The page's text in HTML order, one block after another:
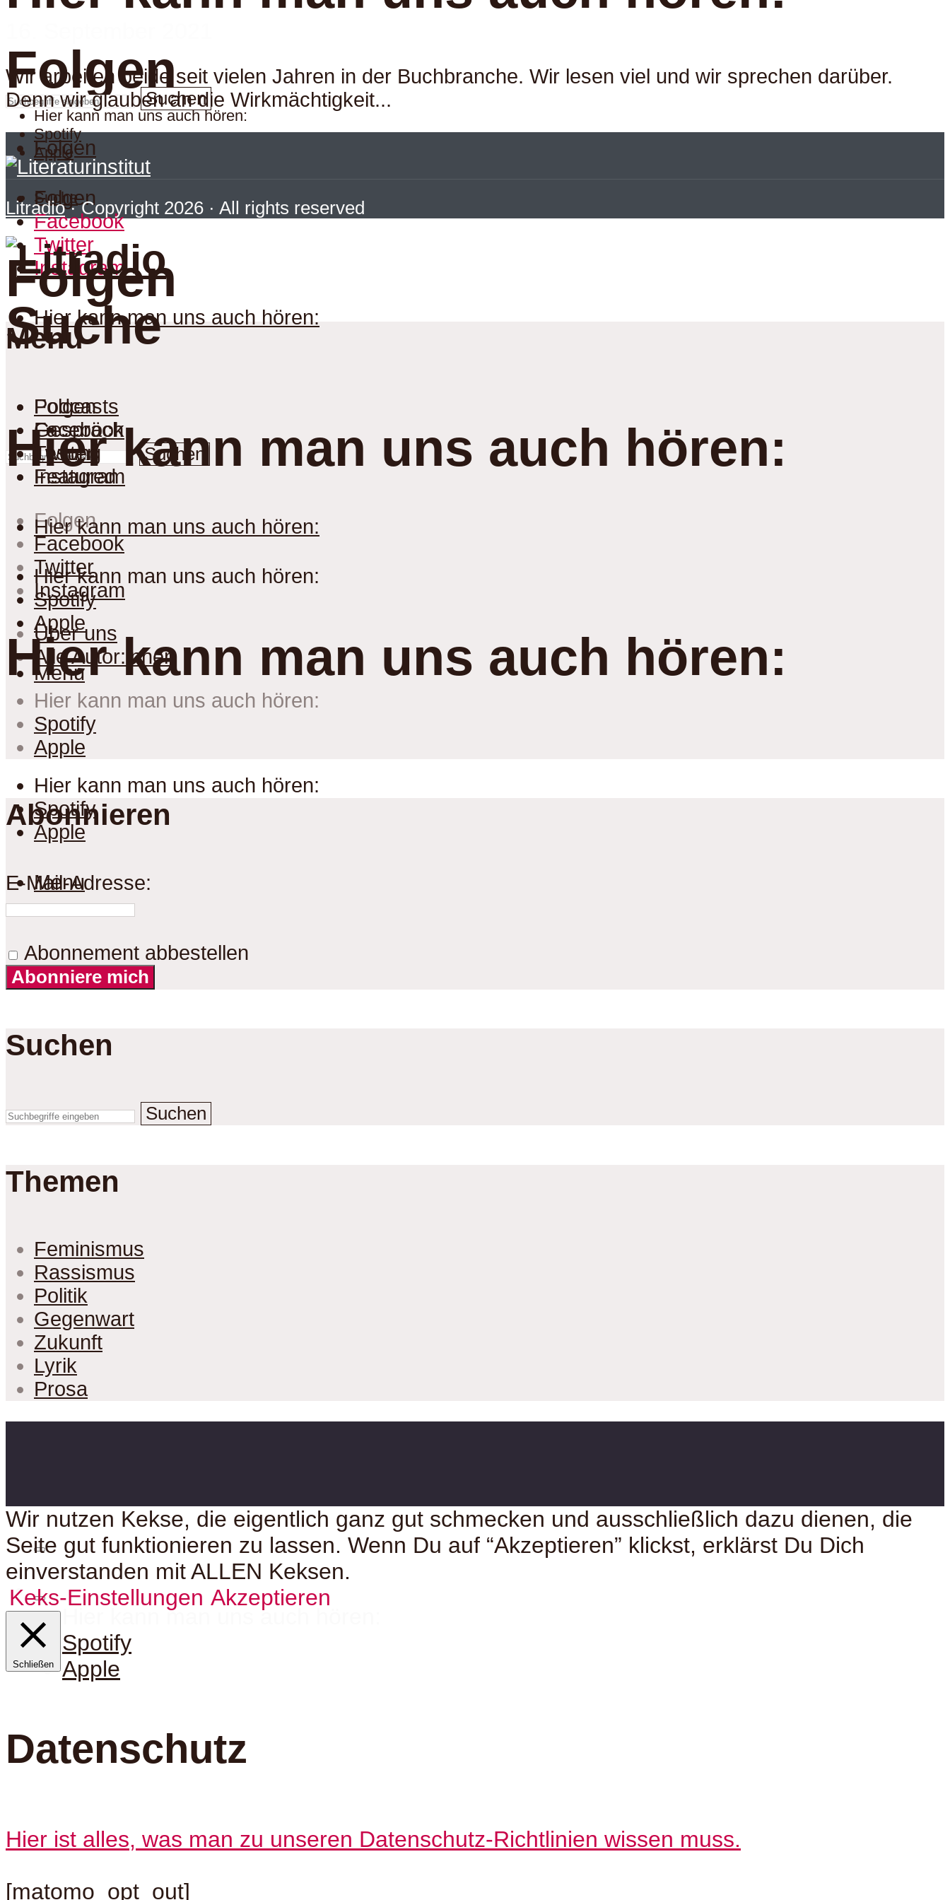
Hier kann man uns auch hören:
Spotify
Apple
Suche
Suche
Suchen
Folgen
Folgen
Facebook
Twitter
Instagram
Hier kann man uns auch hören:
Hier kann man uns auch hören:
Hier kann man uns auch hören:
Spotify
Apple
Menu
Suchen
Folgen
Folgen
Folgen
Facebook
Twitter
Instagram
Hier kann man uns auch hören:
Hier kann man uns auch hören:
Hier kann man uns auch hören:
Spotify
Apple
Menu
Wir arbeiten beide seit vielen Jahren in der Buchbranche. Wir lesen viel und wir sprechen darüber.
Denn wir glauben an die Wirkmächtigkeit...
Litradio· Copyright 2026 · All rights reserved
Menu
Podcasts
Gespräch
Lesung
Featured
Folgen
Facebook
Twitter
Instagram
Über uns
Alle Autor:innen
Hier kann man uns auch hören:
Spotify
Apple
Abonnieren
E-Mail-Adresse:
Abonnement abbestellen
Abonniere mich
Suchen
Suchen
Themen
Feminismus
Rassismus
Politik
Gegenwart
Zukunft
Lyrik
Prosa
Hier kann man uns auch hören:
Spotify
Apple
Wir nutzen Kekse, die eigentlich ganz gut schmecken und ausschließlich dazu dienen, die
Seite gut funktionieren zu lassen. Wenn Du auf “Akzeptieren” klickst, erklärst Du Dich
einverstanden mit ALLEN Keksen.
Keks-Einstellungen Akzeptieren
Schließen
Datenschutz
Hier ist alles, was man zu unseren Datenschutz-Richtlinien wissen muss.
[matomo_opt_out]